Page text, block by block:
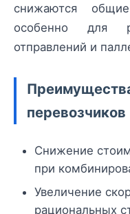
снижаются
особенно для
отправлений и
перевозчиков
Снижение
при
Увеличение
рациональных